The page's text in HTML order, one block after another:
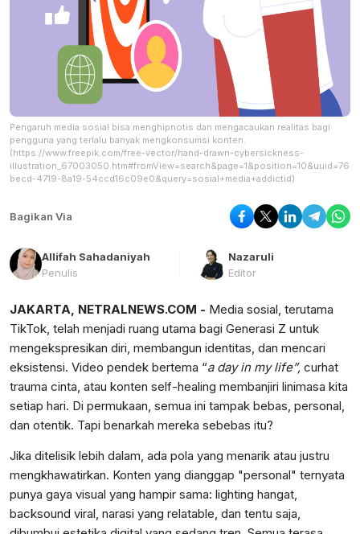
Pengaruh media sosial bisa menghipnotis dan mengacaukan realitas bagi
pengguna yang terlalu banyak mengkonsumsi konten.
(https://www.freepik.com/free-vector/hand-drawn-cybersickness-
becd-4719-8a19-54ccd16c09e0&query=sosial+media+addictid)
Bagikan Via
Allifah Sahadaniyah
Penulis
Nazaruli
Editor
JAKARTA, NETRALNEWS.COM - Media sosial, terutama
TikTok, telah menjadi ruang utama bagi Generasi Z untuk
mengekspresikan diri, membangun identitas, dan mencari
eksistensi. Video pendek bertema “a day in my life”, curhat
trauma cinta, atau konten self-healing membanjiri linimasa kita
setiap hari. Di permukaan, semua ini tampak bebas, personal,
dan otentik. Tapi benarkah mereka sebebas itu?
Jika ditelisik lebih dalam, ada pola yang menarik atau justru
mengkhawatirkan. Konten yang dianggap "personal" ternyata
punya gaya visual yang hampir sama: lighting hangat,
backsound viral, narasi yang relatable, dan tentu saja,